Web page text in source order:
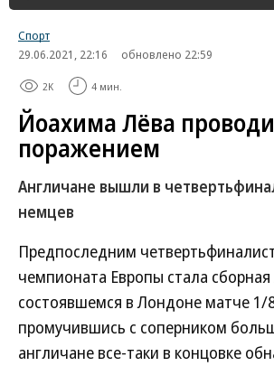
Спорт
29.06.2021, 22:16
обновлено 22:59
2K 4 мин.
Йоахима Лёва
поражением
Англичане вышли в
немцев
Предпоследним
чемпионата Европы стала
состоявшемся в Лондоне матче 1/
промучившись с соперником
англичане все-таки в концовке